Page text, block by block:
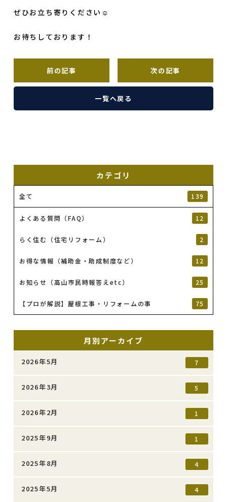
ぜひお立ち寄りください☺
お待ちしております！
前の記事 次の記事
一覧へ戻る
カテゴリ
全て 139
よくある質問（FAQ） 12
らく住む（住宅リフォーム） 2
お得な情報（補助金・助成制度など） 12
お知らせ（高山市民時報答えetc） 25
【プロが解説】屋根工事・リフォームの事 75
月別アーカイブ
2026年5月 7
2026年3月 5
2026年2月 1
2025年9月 1
2025年8月 4
2025年5月 4